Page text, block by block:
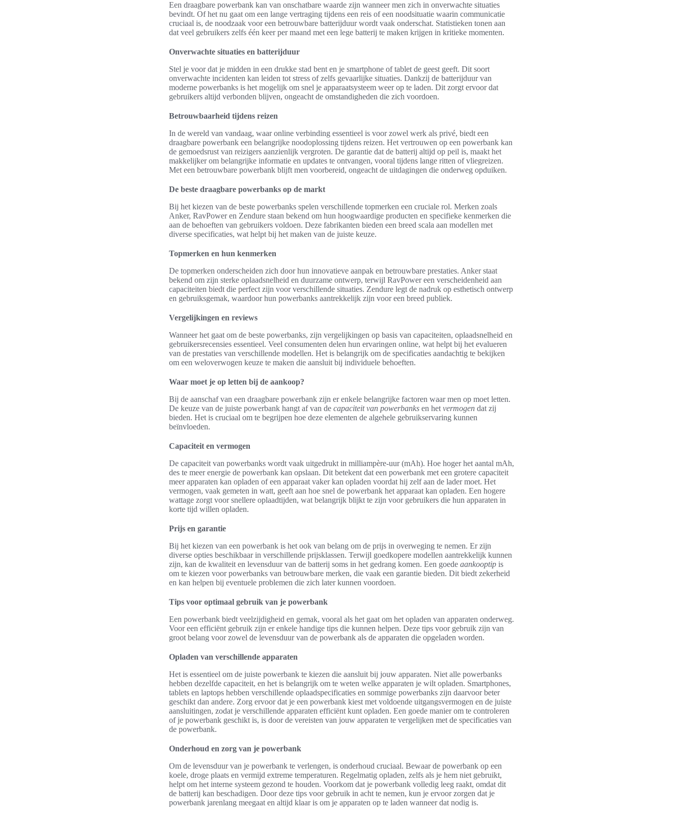
Een draagbare powerbank kan van onschatbare waarde zijn wanneer men zich in onverwachte situaties
bevindt. Of het nu gaat om een lange vertraging tijdens een reis of een noodsituatie waarin communicatie
cruciaal is, de noodzaak voor een betrouwbare batterijduur wordt vaak onderschat. Statistieken tonen aan
dat veel gebruikers zelfs één keer per maand met een lege batterij te maken krijgen in kritieke momenten.
Onverwachte situaties en batterijduur
Stel je voor dat je midden in een drukke stad bent en je smartphone of tablet de geest geeft. Dit soort
onverwachte incidenten kan leiden tot stress of zelfs gevaarlijke situaties. Dankzij de batterijduur van
moderne powerbanks is het mogelijk om snel je apparaatsysteem weer op te laden. Dit zorgt ervoor dat
gebruikers altijd verbonden blijven, ongeacht de omstandigheden die zich voordoen.
Betrouwbaarheid tijdens reizen
In de wereld van vandaag, waar online verbinding essentieel is voor zowel werk als privé, biedt een
draagbare powerbank een belangrijke noodoplossing tijdens reizen. Het vertrouwen op een powerbank kan
de gemoedsrust van reizigers aanzienlijk vergroten. De garantie dat de batterij altijd op peil is, maakt het
makkelijker om belangrijke informatie en updates te ontvangen, vooral tijdens lange ritten of vliegreizen.
Met een betrouwbare powerbank blijft men voorbereid, ongeacht de uitdagingen die onderweg opduiken.
De beste draagbare powerbanks op de markt
Bij het kiezen van de beste powerbanks spelen verschillende topmerken een cruciale rol. Merken zoals
Anker, RavPower en Zendure staan bekend om hun hoogwaardige producten en specifieke kenmerken die
aan de behoeften van gebruikers voldoen. Deze fabrikanten bieden een breed scala aan modellen met
diverse specificaties, wat helpt bij het maken van de juiste keuze.
Topmerken en hun kenmerken
De topmerken onderscheiden zich door hun innovatieve aanpak en betrouwbare prestaties. Anker staat
bekend om zijn sterke oplaadsnelheid en duurzame ontwerp, terwijl RavPower een verscheidenheid aan
capaciteiten biedt die perfect zijn voor verschillende situaties. Zendure legt de nadruk op esthetisch ontwerp
en gebruiksgemak, waardoor hun powerbanks aantrekkelijk zijn voor een breed publiek.
Vergelijkingen en reviews
Wanneer het gaat om de beste powerbanks, zijn vergelijkingen op basis van capaciteiten, oplaadsnelheid en
gebruikersrecensies essentieel. Veel consumenten delen hun ervaringen online, wat helpt bij het evalueren
van de prestaties van verschillende modellen. Het is belangrijk om de specificaties aandachtig te bekijken
om een weloverwogen keuze te maken die aansluit bij individuele behoeften.
Waar moet je op letten bij de aankoop?
Bij de aanschaf van een draagbare powerbank zijn er enkele belangrijke factoren waar men op moet letten.
De keuze van de juiste powerbank hangt af van de capaciteit van powerbanks en het vermogen dat zij
bieden. Het is cruciaal om te begrijpen hoe deze elementen de algehele gebruikservaring kunnen
beïnvloeden.
Capaciteit en vermogen
De capaciteit van powerbanks wordt vaak uitgedrukt in milliampère-uur (mAh). Hoe hoger het aantal mAh,
des te meer energie de powerbank kan opslaan. Dit betekent dat een powerbank met een grotere capaciteit
meer apparaten kan opladen of een apparaat vaker kan opladen voordat hij zelf aan de lader moet. Het
vermogen, vaak gemeten in watt, geeft aan hoe snel de powerbank het apparaat kan opladen. Een hogere
wattage zorgt voor snellere oplaadtijden, wat belangrijk blijkt te zijn voor gebruikers die hun apparaten in
korte tijd willen opladen.
Prijs en garantie
Bij het kiezen van een powerbank is het ook van belang om de prijs in overweging te nemen. Er zijn
diverse opties beschikbaar in verschillende prijsklassen. Terwijl goedkopere modellen aantrekkelijk kunnen
zijn, kan de kwaliteit en levensduur van de batterij soms in het gedrang komen. Een goede aankooptip is
om te kiezen voor powerbanks van betrouwbare merken, die vaak een garantie bieden. Dit biedt zekerheid
en kan helpen bij eventuele problemen die zich later kunnen voordoen.
Tips voor optimaal gebruik van je powerbank
Een powerbank biedt veelzijdigheid en gemak, vooral als het gaat om het opladen van apparaten onderweg.
Voor een efficiënt gebruik zijn er enkele handige tips die kunnen helpen. Deze tips voor gebruik zijn van
groot belang voor zowel de levensduur van de powerbank als de apparaten die opgeladen worden.
Opladen van verschillende apparaten
Het is essentieel om de juiste powerbank te kiezen die aansluit bij jouw apparaten. Niet alle powerbanks
hebben dezelfde capaciteit, en het is belangrijk om te weten welke apparaten je wilt opladen. Smartphones,
tablets en laptops hebben verschillende oplaadspecificaties en sommige powerbanks zijn daarvoor beter
geschikt dan andere. Zorg ervoor dat je een powerbank kiest met voldoende uitgangsvermogen en de juiste
aansluitingen, zodat je verschillende apparaten efficiënt kunt opladen. Een goede manier om te controleren
of je powerbank geschikt is, is door de vereisten van jouw apparaten te vergelijken met de specificaties van
de powerbank.
Onderhoud en zorg van je powerbank
Om de levensduur van je powerbank te verlengen, is onderhoud cruciaal. Bewaar de powerbank op een
koele, droge plaats en vermijd extreme temperaturen. Regelmatig opladen, zelfs als je hem niet gebruikt,
helpt om het interne systeem gezond te houden. Voorkom dat je powerbank volledig leeg raakt, omdat dit
de batterij kan beschadigen. Door deze tips voor gebruik in acht te nemen, kun je ervoor zorgen dat je
powerbank jarenlang meegaat en altijd klaar is om je apparaten op te laden wanneer dat nodig is.